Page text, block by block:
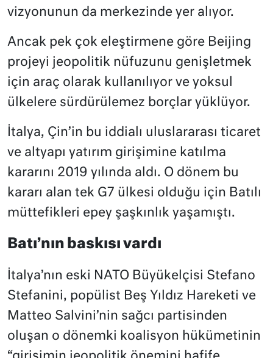
vizyonunun da merkezinde yer alıyor.
Ancak pek çok eleştirmene göre Beijing
projeyi jeopolitik nüfuzunu genişletmek
için araç olarak kullanılıyor ve yoksul
ülkelere sürdürülemez borçlar yüklüyor.
İtalya, Çin’in bu iddialı uluslararası ticaret
ve altyapı yatırım girişimine katılma
kararını 2019 yılında aldı. O dönem bu
kararı alan tek G7 ülkesi olduğu için Batılı
müttefikleri epey şaşkınlık yaşamıştı.
Batı’nın baskısı vardı
İtalya’nın eski NATO Büyükelçisi Stefano
Stefanini, popülist Beş Yıldız Hareketi ve
Matteo Salvini’nin sağcı partisinden
oluşan o dönemki koalisyon hükümetinin